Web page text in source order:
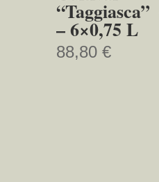
“Taggiasca”
– 6×0,75 L
88,80 €